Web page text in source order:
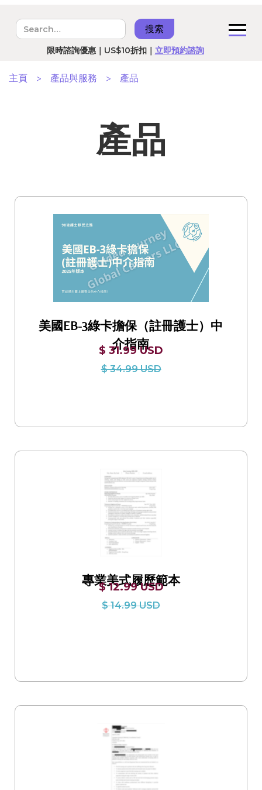
限時諮詢優惠｜US$10折扣｜ 立即預約諮詢
主頁 > 產品與服務 > 產品
產品
美國EB-3綠卡擔保（註冊護士）中
介指南
$ 31.99 USD
$ 34.99 USD
專業美式履歷範本
$ 12.99 USD
$ 14.99 USD